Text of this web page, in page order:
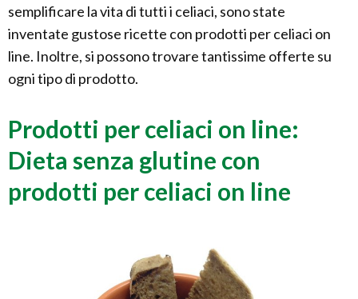
semplificare la vita di tutti i celiaci, sono state
inventate gustose ricette con prodotti per celiaci on
line. Inoltre, si possono trovare tantissime offerte su
ogni tipo di prodotto.
Prodotti per celiaci on line:
Dieta senza glutine con
prodotti per celiaci on line